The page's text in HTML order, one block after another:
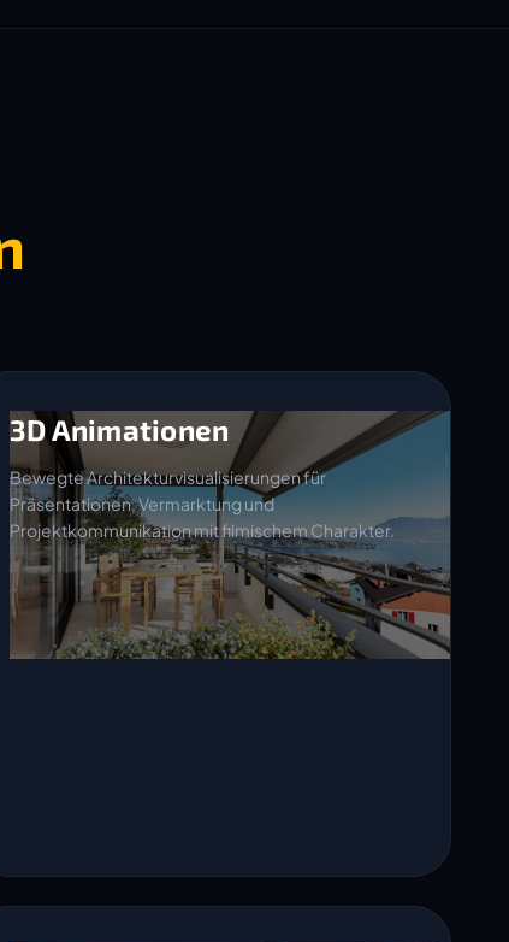
3D Animationen
Bewegte Architekturvisualisierungen für
Präsentationen, Vermarktung und
Projektkommunikation mit filmischem Charakter.